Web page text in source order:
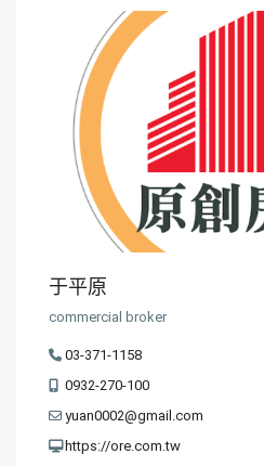
于平原
commercial broker
03-371-1158
0932-270-100
yuan0002@gmail.com
https://ore.com.tw